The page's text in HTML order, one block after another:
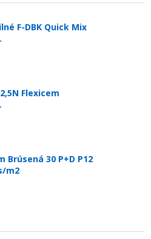
F-DBK Quick Mix
Flexicem
Brúsená 30 P+D P12
m2